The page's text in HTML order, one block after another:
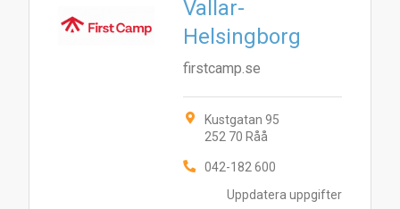
Uppdatera uppgifter
Vallar-
Helsingborg
firstcamp.se
Kustgatan 95
252 70 Råå
042-182 600